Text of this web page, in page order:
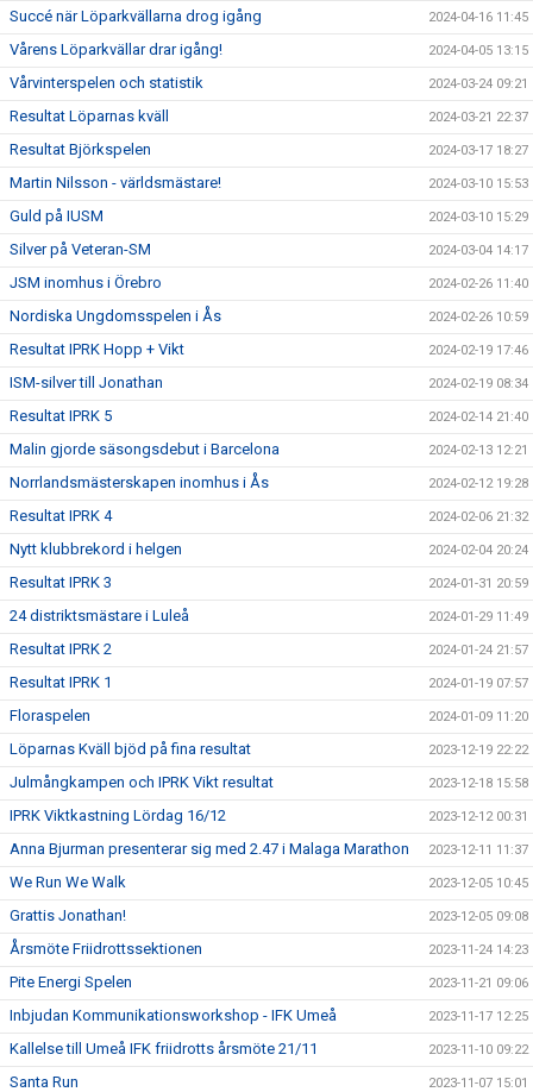
Succé när Löparkvällarna drog igång 2024-04-16 11:45
Vårens Löparkvällar drar igång! 2024-04-05 13:15
Vårvinterspelen och statistik 2024-03-24 09:21
Resultat Löparnas kväll 2024-03-21 22:37
Resultat Björkspelen 2024-03-17 18:27
Martin Nilsson - världsmästare! 2024-03-10 15:53
Guld på IUSM 2024-03-10 15:29
Silver på Veteran-SM 2024-03-04 14:17
JSM inomhus i Örebro 2024-02-26 11:40
Nordiska Ungdomsspelen i Ås 2024-02-26 10:59
Resultat IPRK Hopp + Vikt 2024-02-19 17:46
ISM-silver till Jonathan 2024-02-19 08:34
Resultat IPRK 5 2024-02-14 21:40
Malin gjorde säsongsdebut i Barcelona 2024-02-13 12:21
Norrlandsmästerskapen inomhus i Ås 2024-02-12 19:28
Resultat IPRK 4 2024-02-06 21:32
Nytt klubbrekord i helgen 2024-02-04 20:24
Resultat IPRK 3 2024-01-31 20:59
24 distriktsmästare i Luleå 2024-01-29 11:49
Resultat IPRK 2 2024-01-24 21:57
Resultat IPRK 1 2024-01-19 07:57
Floraspelen 2024-01-09 11:20
Löparnas Kväll bjöd på fina resultat 2023-12-19 22:22
Julmångkampen och IPRK Vikt resultat 2023-12-18 15:58
IPRK Viktkastning Lördag 16/12 2023-12-12 00:31
Anna Bjurman presenterar sig med 2.47 i Malaga Marathon 2023-12-11 11:37
We Run We Walk 2023-12-05 10:45
Grattis Jonathan! 2023-12-05 09:08
Årsmöte Friidrottssektionen 2023-11-24 14:23
Pite Energi Spelen 2023-11-21 09:06
Inbjudan Kommunikationsworkshop - IFK Umeå 2023-11-17 12:25
Kallelse till Umeå IFK friidrotts årsmöte 21/11 2023-11-10 09:22
Santa Run 2023-11-07 15:01